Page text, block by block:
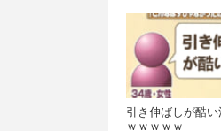
引き伸ばしが酷い
ｗｗｗｗｗ